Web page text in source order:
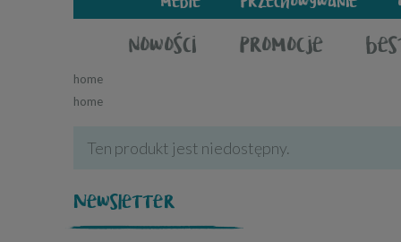
nowości promocje
home
home
Ten produkt jest niedostępny.
Newsletter